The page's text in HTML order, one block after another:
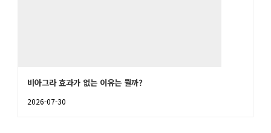
비아그라 효과가 없는 이유는 뭘까?
2026-07-30